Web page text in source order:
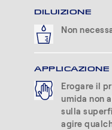
DILUIZIONE
Non
APPLICAZIONE
Erogare il
umida non
sulla
agire